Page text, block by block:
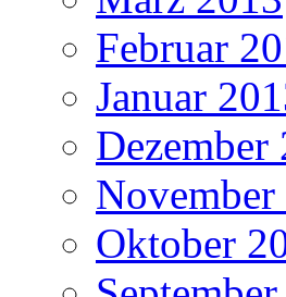
Februar
Januar
Dezember
November
Oktober